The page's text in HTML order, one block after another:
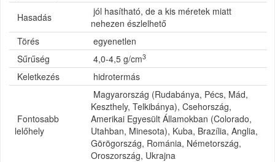
Hasadás
jól hasítható, de a kis méretek miatt
nehezen észlelhető
Törés
egyenetlen
Sűrűség
4,0-4,5 g/cm3
Keletkezés hidrotermás
Fontosabb
lelőhely
Magyarország (Rudabánya, Pécs, Mád,
Keszthely, Telkibánya), Csehország,
Amerikai Egyesült Államokban (Colorado,
Utahban, Minesota), Kuba, Brazília, Anglia,
Görögország, Románia, Németország,
Oroszország, Ukrajna